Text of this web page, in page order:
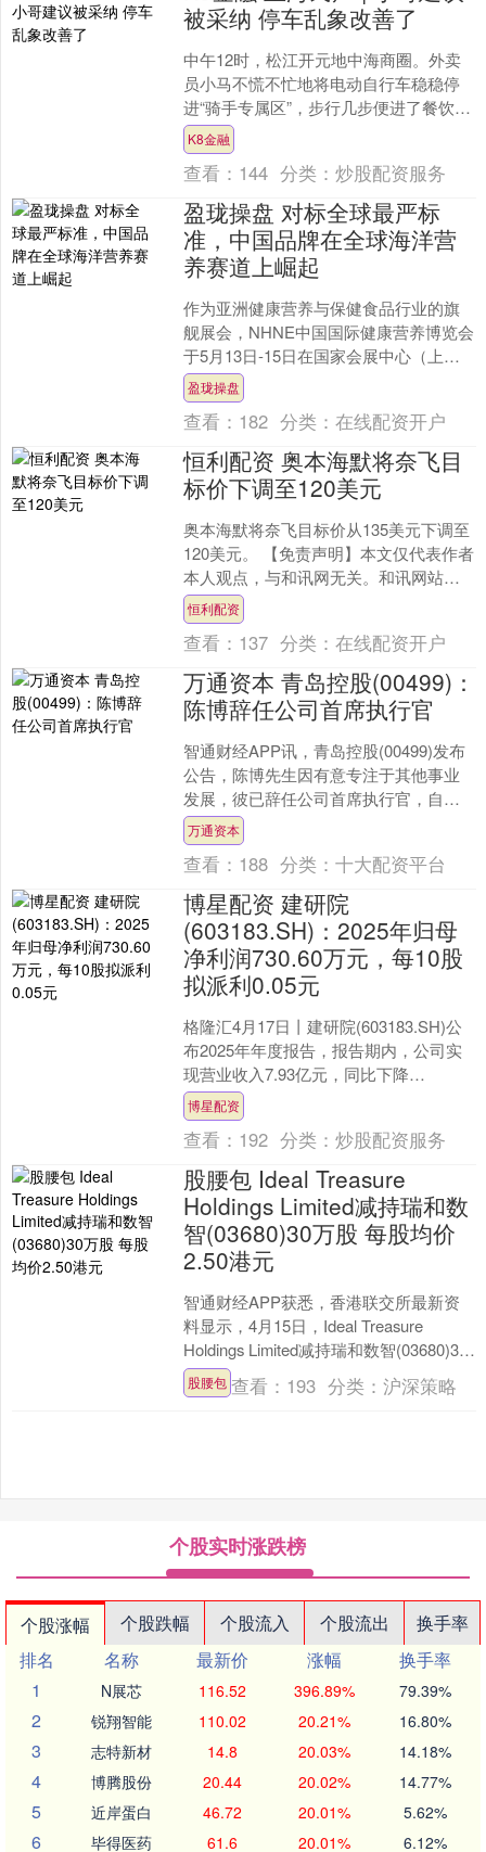
被采纳 停车乱象改善了
中午12时，松江开元地中海商圈。外卖
员小马不慌不忙地将电动自行车稳稳停
进“骑手专属区”，步行几步便进了餐饮店
取餐。“以前可不是这样，一到饭点，大
家为了抢时间，车....
K8金融
查看： 144 分类：炒股配资服务
盈珑操盘 对标全球最严标
准，中国品牌在全球海洋营
养赛道上崛起
作为亚洲健康营养与保健食品行业的旗
舰展会，NHNE中国国际健康营养博览会
于5月13日-15日在国家会展中心（上
海）举行。本届展会紧扣国家战略脉
搏，精准把握市场变....
盈珑操盘
查看： 182 分类：在线配资开户
恒利配资 奥本海默将奈飞目
标价下调至120美元
奥本海默将奈飞目标价从135美元下调至
120美元。 【免责声明】本文仅代表作者
本人观点，与和讯网无关。和讯网站对
文中陈述、观点判断保持中立，不对所
包含内容的准确....
恒利配资
查看： 137 分类：在线配资开户
万通资本 青岛控股(00499)：
陈博辞任公司首席执行官
智通财经APP讯，青岛控股(00499)发布
公告，陈博先生因有意专注于其他事业
发展，彼已辞任公司首席执行官，自
2026年4月17日起生效。 【免责声明】
本文仅代....
万通资本
查看： 188 分类：十大配资平台
博星配资 建研院
(603183.SH)：2025年归母
净利润730.60万元，每10股
拟派利0.05元
格隆汇4月17日丨建研院(603183.SH)公
布2025年年度报告，报告期内，公司实
现营业收入7.93亿元，同比下降
12.65%；归属于上市公司股东的净利润
为....
博星配资
查看： 192 分类：炒股配资服务
股腰包 Ideal Treasure
Holdings Limited减持瑞和数
智(03680)30万股 每股均价
2.50港元
智通财经APP获悉，香港联交所最新资
料显示，4月15日，Ideal Treasure
Holdings Limited减持瑞和数智(03680)30
万股，每股均....
股腰包 查看： 193 分类：沪深策略
个股实时涨跌榜
个股涨幅 个股跌幅 个股流入 个股流出
换手率
排名
名称 最新价 涨幅
换手率
1
N展芯 116.52 396.89% 79.39%
2 锐翔智能 110.02 20.21% 16.80%
3 志特新材 14.8 20.03% 14.18%
4 博腾股份 20.44 20.02% 14.77%
5 近岸蛋白 46.72 20.01% 5.62%
6 毕得医药 61.6 20.01% 6.12%